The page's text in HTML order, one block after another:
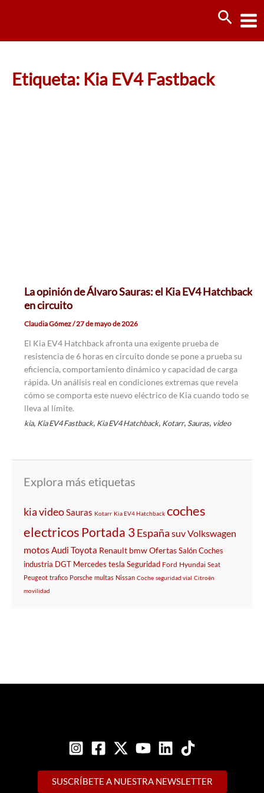
Etiqueta: Kia EV4 Fastback
La opinión de Álvaro Sauras: el Kia EV4 Hatchback
en circuito
Claudia Gómez/27 de mayo de 2026
El Kia EV4 Hatchback afronta una exigente prueba de
resistencia de 6 horas en circuito donde se pone a prueba su
eficiencia, comportamiento dinámico y capacidad de carga
rápida. Un análisis real en condiciones extremas que revela
cómo se comporta este nuevo eléctrico de Kia cuando todo se
lleva al límite.
kia, Kia EV4 Fastback, Kia EV4 Hatchback, Kotarr, Sauras, video
Explora más etiquetas
kiavideoSauras Kotarr Kia EV4 Hatchback coches
electricos Portada 3España suvVolkswagen
motosAudi Toyota Renault bmwOfertasSalónCoches
industria DGT Mercedes tesla Seguridad Ford Hyundai Seat
Peugeot trafico Porsche multas Nissan Coche seguridad vial Citroën
movilidad
SUSCRÍBETE A NUESTRA NEWSLETTER